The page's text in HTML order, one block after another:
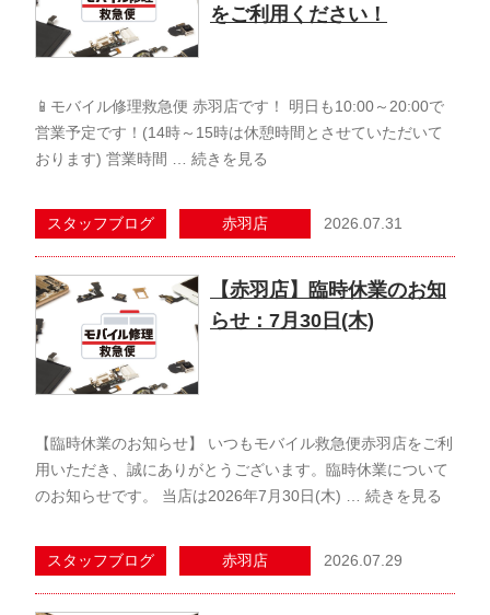
をご利用ください！
📱モバイル修理救急便 赤羽店です！ 明日も10:00～20:00で
営業予定です！(14時～15時は休憩時間とさせていただいて
おります) 営業時間 … 続きを見る
スタッフブログ 赤羽店 2026.07.31
【赤羽店】臨時休業のお知
らせ：7月30日(木)
【臨時休業のお知らせ】 いつもモバイル救急便赤羽店をご利
用いただき、誠にありがとうございます。臨時休業について
のお知らせです。 当店は2026年7月30日(木) … 続きを見る
スタッフブログ 赤羽店 2026.07.29